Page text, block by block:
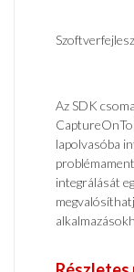
Az SDK
lapolvasóba
integrálását